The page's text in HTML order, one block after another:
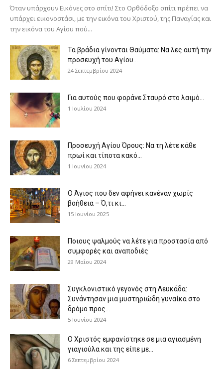
Όταν υπάρχουν Εικόνες στο σπίτι! Στο Ορθόδοξο σπίτι πρέπει να
υπάρχει εικονοστάσι, με την εικόνα του Χριστού, της Παν­αγίας και
την εικόνα του Αγίου πού...
Τα βράδια γίνονται Θαύματα: Να λες αυτή την
προσευχή του Αγίου...
24 Σεπτεμβρίου 2024
Για αυτούς που φοράνε Σταυρό στο λαιμό…
1 Ιουλίου 2024
Προσευχή Αγίου Όρους: Να τη λέτε κάθε
πρωί και τίποτα κακό...
1 Ιουνίου 2024
Ο Άγιος που δεν αφήνει κανέναν χωρίς
βοήθεια – Ό,τι κι...
15 Ιουνίου 2025
Ποιους ψαλμούς να λέτε για προστασία από
συμφορές και αναποδιές
29 Μαΐου 2024
Συγκλονιστικό γεγονός στη Λευκάδα:
Συνάντησαν μια μυστηριώδη γυναίκα στο
δρόμο προς...
5 Ιουνίου 2024
Ο Χριστός εμφανίστηκε σε μια αγιασμένη
γιαγιούλα και της είπε με...
6 Σεπτεμβρίου 2024